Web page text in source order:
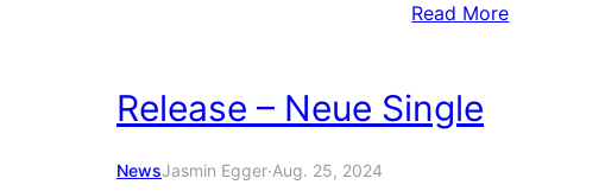
Read More
Release – Neue Single
NewsJasmin Egger·Aug. 25, 2024